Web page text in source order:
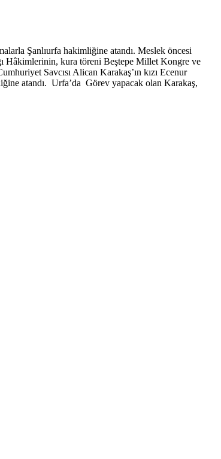
Şanlıurfa hakimliğine atandı. Meslek öncesi
Hâkimlerinin, kura töreni Beştepe Millet Kongre ve
Savcısı Alican Karakaş’ın kızı Ecenur
atandı. Urfa’da Görev yapacak olan Karakaş,